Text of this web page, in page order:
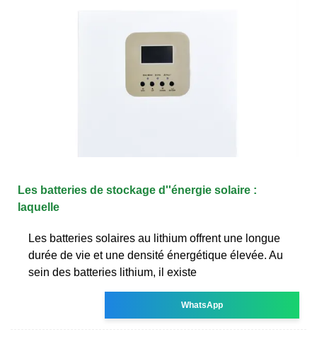
Les batteries de stockage d''énergie solaire :
laquelle
Les batteries solaires au lithium offrent une longue
durée de vie et une densité énergétique élevée. Au
sein des batteries lithium, il existe
WhatsApp